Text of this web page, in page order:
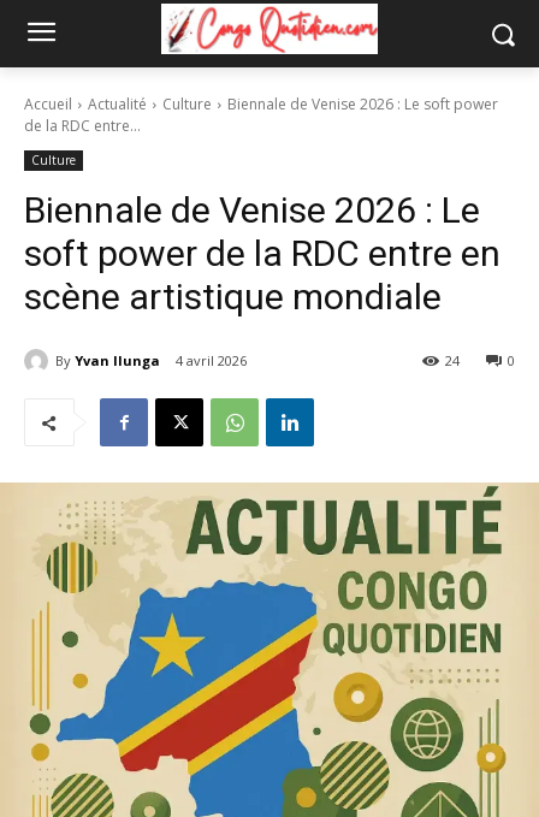
Accueil Actualité Culture
Biennale de Venise 2026 : Le soft power
de la RDC entre...
Culture
Biennale de Venise 2026 : Le
soft power de la RDC entre en
scène artistique mondiale
By Yvan Ilunga 4 avril 2026 0
24